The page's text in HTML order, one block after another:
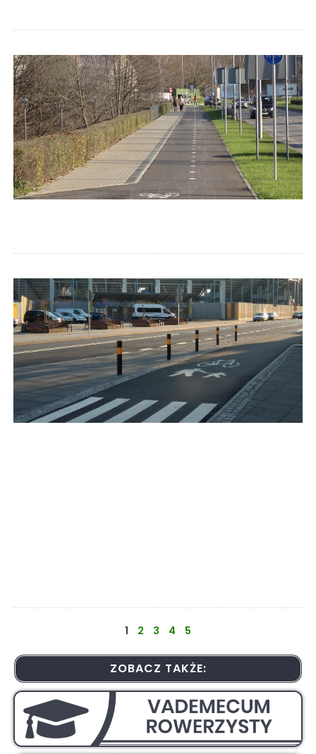
1 2 3 4 5
ZOBACZ TAKŻE: